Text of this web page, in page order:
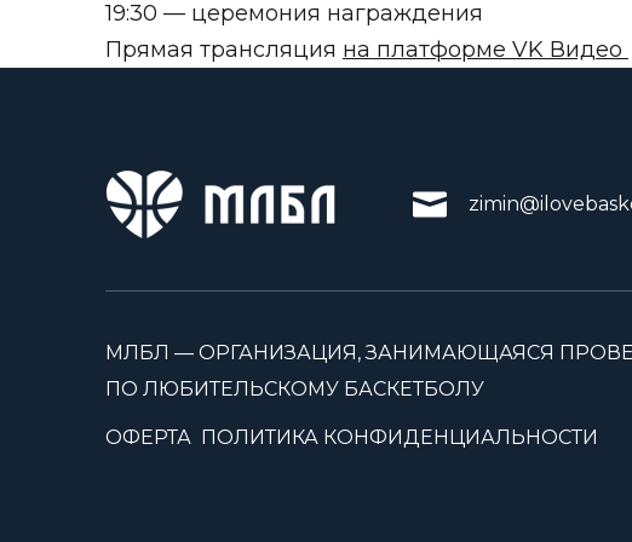
19:30 — церемония награждения
Прямая трансляция на платформе VK Видео
МЛБЛ — ОРГАНИЗАЦИЯ, ЗАНИМАЮЩАЯСЯ
ПО ЛЮБИТЕЛЬСКОМУ БАСКЕТБОЛУ
ОФЕРТА ПОЛИТИКА КОНФИДЕНЦИАЛЬНОСТИ